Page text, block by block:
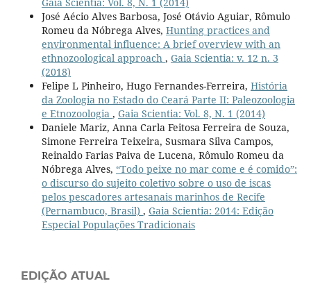
José Aécio Alves Barbosa, José Otávio Aguiar, Rômulo
Romeu da Nóbrega Alves, Hunting practices and
environmental influence: A brief overview with an
ethnozoological approach , Gaia Scientia: v. 12 n. 3
(2018)
Felipe L Pinheiro, Hugo Fernandes-Ferreira, História
da Zoologia no Estado do Ceará Parte II: Paleozoologia
e Etnozoologia , Gaia Scientia: Vol. 8, N. 1 (2014)
Daniele Mariz, Anna Carla Feitosa Ferreira de Souza,
Simone Ferreira Teixeira, Susmara Silva Campos,
Reinaldo Farias Paiva de Lucena, Rômulo Romeu da
Nóbrega Alves, “Todo peixe no mar come e é comido”:
o discurso do sujeito coletivo sobre o uso de iscas
pelos pescadores artesanais marinhos de Recife
(Pernambuco, Brasil) , Gaia Scientia: 2014: Edição
Especial Populações Tradicionais
EDIÇÃO ATUAL